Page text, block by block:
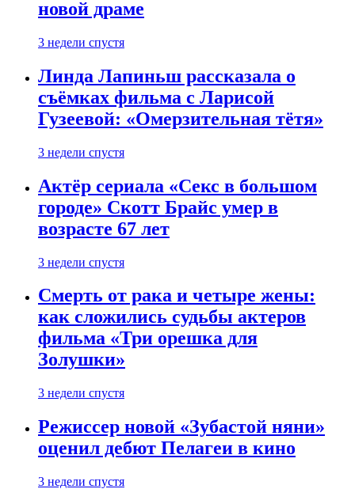
новой драме
3 недели спустя
Линда Лапиньш рассказала о
съёмках фильма с Ларисой
Гузеевой: «Омерзительная тётя»
3 недели спустя
Актёр сериала «Секс в большом
городе» Скотт Брайс умер в
возрасте 67 лет
3 недели спустя
Смерть от рака и четыре жены:
как сложились судьбы актеров
фильма «Три орешка для
Золушки»
3 недели спустя
Режиссер новой «Зубастой няни»
оценил дебют Пелагеи в кино
3 недели спустя